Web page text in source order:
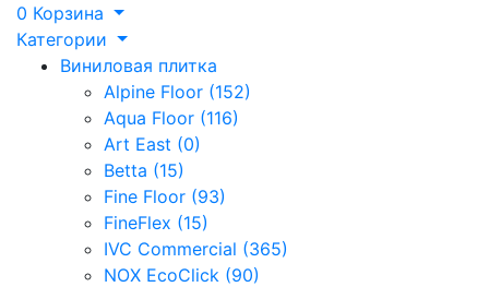
0 Корзина
Категории
Виниловая плитка
Alpine Floor (152)
Aqua Floor (116)
Art East (0)
Betta (15)
Fine Floor (93)
FineFlex (15)
IVC Commercial (365)
NOX EcoClick (90)